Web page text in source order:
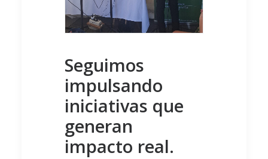
Seguimos
impulsando
iniciativas que
generan
impacto real.